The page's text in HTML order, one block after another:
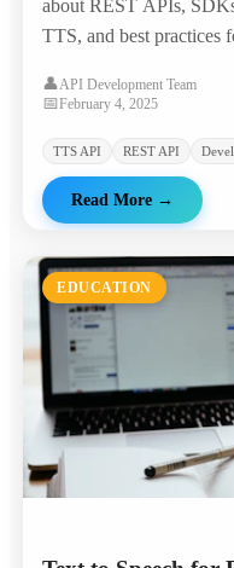
about REST APIs,
TTS, and best practices
👤API Development Team
📅February 4, 2025
TTS API REST API
Read More →
EDUCATION